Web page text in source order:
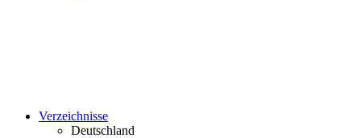
Verzeichnisse
Deutschland